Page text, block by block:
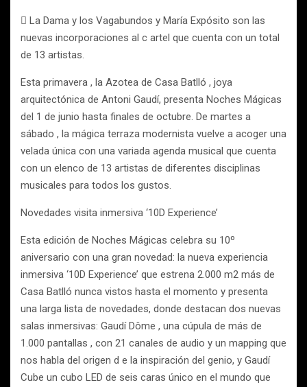
 La Dama y los Vagabundos y María Expósito son las
nuevas incorporaciones al c artel que cuenta con un total
de 13 artistas.
Esta primavera , la Azotea de Casa Batlló , joya
arquitectónica de Antoni Gaudí, presenta Noches Mágicas
del 1 de junio hasta finales de octubre. De martes a
sábado , la mágica terraza modernista vuelve a acoger una
velada única con una variada agenda musical que cuenta
con un elenco de 13 artistas de diferentes disciplinas
musicales para todos los gustos.
Novedades visita inmersiva ‘10D Experience’
Esta edición de Noches Mágicas celebra su 10º
aniversario con una gran novedad: la nueva experiencia
inmersiva ‘10D Experience’ que estrena 2.000 m2 más de
Casa Batlló nunca vistos hasta el momento y presenta
una larga lista de novedades, donde destacan dos nuevas
salas inmersivas: Gaudí Dôme , una cúpula de más de
1.000 pantallas , con 21 canales de audio y un mapping que
nos habla del origen d e la inspiración del genio, y Gaudí
Cube un cubo LED de seis caras único en el mundo que